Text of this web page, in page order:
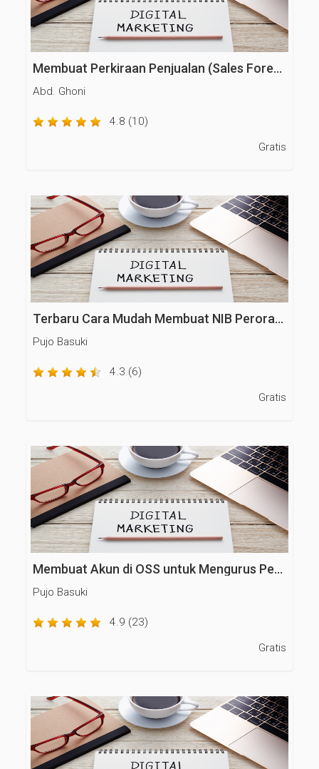
Membuat Perkiraan Penjualan (Sales Forecasting)
Abd. Ghoni
4.8 (10)
Gratis
Terbaru Cara Mudah Membuat NIB Perorangan di OSS RBA
Pujo Basuki
4.3 (6)
Gratis
Membuat Akun di OSS untuk Mengurus Perijinan Usaha
Pujo Basuki
4.9 (23)
Gratis